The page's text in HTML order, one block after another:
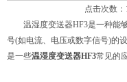
点击次数：
温湿度变送器HF3是一种能够
号(如电流、电压或数字信号)的
是一些温湿度变送器HF3常见的